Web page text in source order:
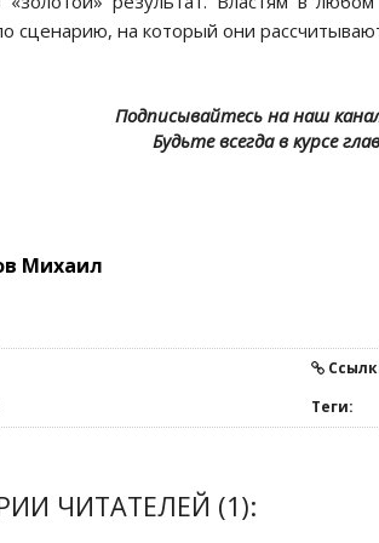
сценарию, на который они
Подписывайтесь на наш
Будьте всегда в курсе
Михаил
Теги:
ЧИТАТЕЛЕЙ (1):